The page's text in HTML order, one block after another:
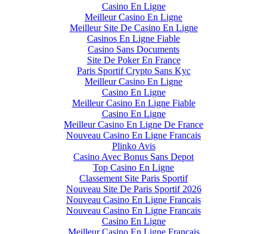
Casino En Ligne
Meilleur Casino En Ligne
Meilleur Site De Casino En Ligne
Casinos En Ligne Fiable
Casino Sans Documents
Site De Poker En France
Paris Sportif Crypto Sans Kyc
Meilleur Casino En Ligne
Casino En Ligne
Meilleur Casino En Ligne Fiable
Casino En Ligne
Meilleur Casino En Ligne De France
Nouveau Casino En Ligne Francais
Plinko Avis
Casino Avec Bonus Sans Depot
Top Casino En Ligne
Classement Site Paris Sportif
Nouveau Site De Paris Sportif 2026
Nouveau Casino En Ligne Francais
Nouveau Casino En Ligne Francais
Casino En Ligne
Meilleur Casino En Ligne Français